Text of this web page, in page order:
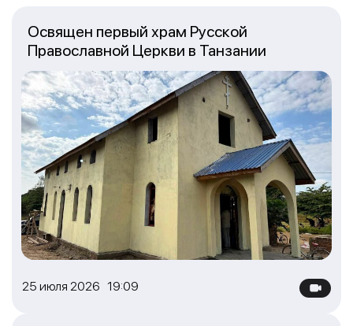
25 июля 2026 19:09
Освящен первый храм Русской
Православной Церкви в Танзании